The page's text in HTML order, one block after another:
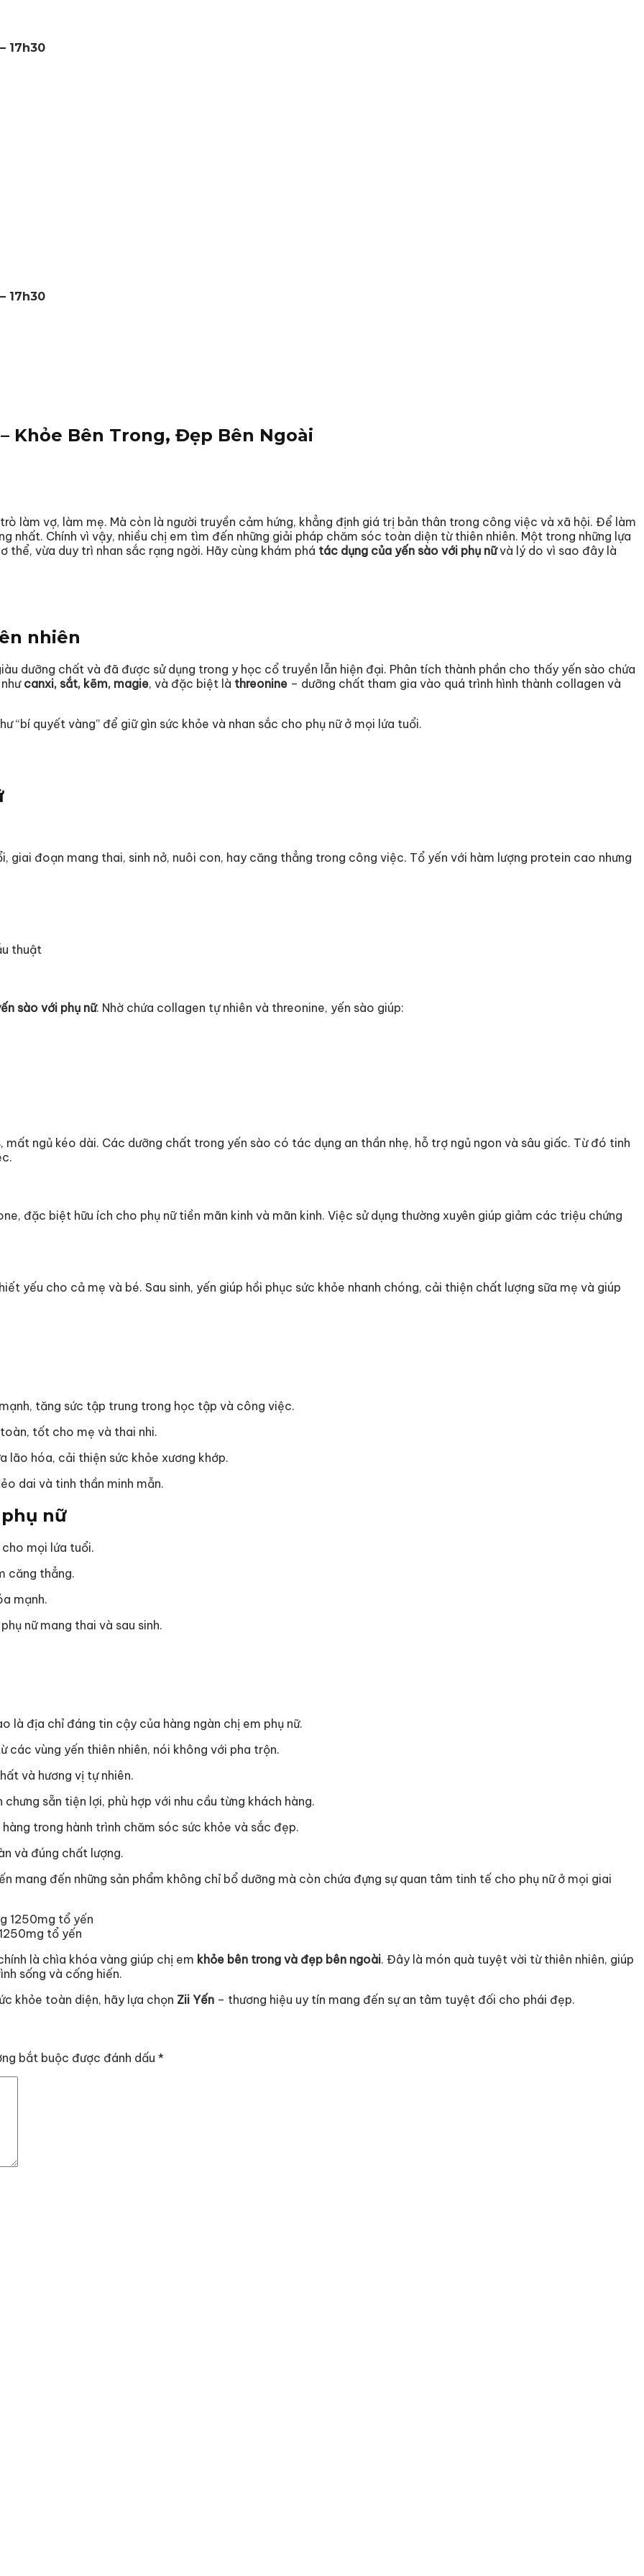
17h30
17h30
Khỏe Bên Trong, Đẹp Bên Ngoài
làm vợ, làm mẹ. Mà còn là người truyền cảm hứng, khẳng định giá trị bản thân trong công việc và xã hội. Để làm
nhất. Chính vì vậy, nhiều chị em tìm đến những giải pháp chăm sóc toàn diện từ thiên nhiên. Một trong những lựa
thể, vừa duy trì nhan sắc rạng ngời. Hãy cùng khám phá tác dụng của yến sào với phụ nữvà lý do vì sao đây là
nhiên
dưỡng chất và đã được sử dụng trong y học cổ truyền lẫn hiện đại. Phân tích thành phần cho thấy yến sào chứa
canxi, sắt, kẽm, magie, và đặc biệt là threonine – dưỡng chất tham gia vào quá trình hình thành collagen và
quyết vàng” để giữ gìn sức khỏe và nhan sắc cho phụ nữ ở mọi lứa tuổi.
giai đoạn mang thai, sinh nở, nuôi con, hay căng thẳng trong công việc. Tổ yến với hàm lượng protein cao nhưng
thuật
sào với phụ nữ. Nhờ chứa collagen tự nhiên và threonine, yến sào giúp:
mất ngủ kéo dài. Các dưỡng chất trong yến sào có tác dụng an thần nhẹ, hỗ trợ ngủ ngon và sâu giấc. Từ đó tinh
đặc biệt hữu ích cho phụ nữ tiền mãn kinh và mãn kinh. Việc sử dụng thường xuyên giúp giảm các triệu chứng
yếu cho cả mẹ và bé. Sau sinh, yến giúp hồi phục sức khỏe nhanh chóng, cải thiện chất lượng sữa mẹ và giúp
tăng sức tập trung trong học tập và công việc.
tốt cho mẹ và thai nhi.
lão hóa, cải thiện sức khỏe xương khớp.
dai và tinh thần minh mẫn.
nữ
mọi lứa tuổi.
căng thẳng.
mạnh.
nữ mang thai và sau sinh.
là địa chỉ đáng tin cậy của hàng ngàn chị em phụ nữ.
các vùng yến thiên nhiên, nói không với pha trộn.
và hương vị tự nhiên.
sẵn tiện lợi, phù hợp với nhu cầu từng khách hàng.
trong hành trình chăm sóc sức khỏe và sắc đẹp.
và đúng chất lượng.
mang đến những sản phẩm không chỉ bổ dưỡng mà còn chứa đựng sự quan tâm tinh tế cho phụ nữ ở mọi giai
tổ yến
là chìa khóa vàng giúp chị em khỏe bên trong và đẹp bên ngoài. Đây là món quà tuyệt vời từ thiên nhiên, giúp
sống và cống hiến.
khỏe toàn diện, hãy lựa chọn Zii Yến – thương hiệu uy tín mang đến sự an tâm tuyệt đối cho phái đẹp.
bắt buộc được đánh dấu *